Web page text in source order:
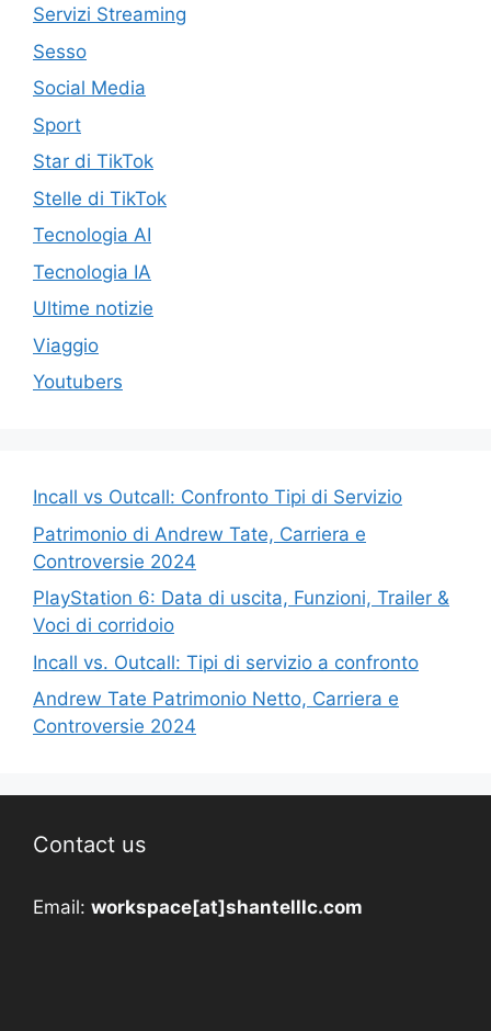
Servizi Streaming
Sesso
Social Media
Sport
Star di TikTok
Stelle di TikTok
Tecnologia AI
Tecnologia IA
Ultime notizie
Viaggio
Youtubers
Incall vs Outcall: Confronto Tipi di Servizio
Patrimonio di Andrew Tate, Carriera e
Controversie 2024
PlayStation 6: Data di uscita, Funzioni, Trailer &
Voci di corridoio
Incall vs. Outcall: Tipi di servizio a confronto
Andrew Tate Patrimonio Netto, Carriera e
Controversie 2024
Contact us
Email: workspace[at]shantelllc.com